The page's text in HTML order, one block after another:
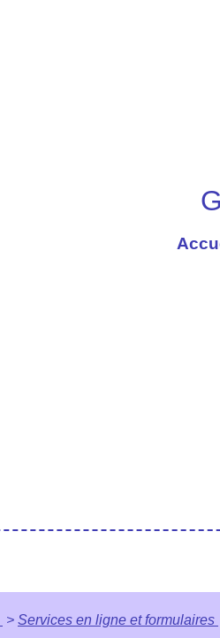
> Services en ligne et formulaires